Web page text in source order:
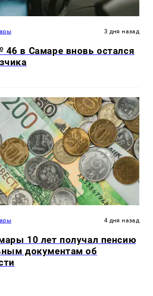
3 дня назад
в Самаре вновь остался
4 дня назад
10 лет получал пенсию
документам об